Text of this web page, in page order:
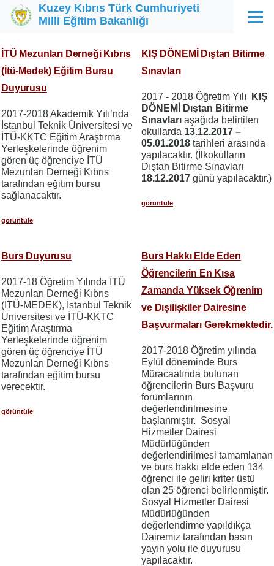
Ana içeriğe atla
Kuzey Kıbrıs Türk Cumhuriyeti
Milli Eğitim Bakanlığı
Menü
İTÜ Mezunları Derneği Kıbrıs
(İtü-Medek) Eğitim Bursu
Duyurusu
2017-2018 Akademik Yılı’nda
İstanbul Teknik Üniversitesi ve
İTÜ-KKTC Eğitim Araştırma
Yerleşkelerinde öğrenim
gören üç öğrenciye İTÜ
Mezunları Derneği Kıbrıs
tarafından eğitim bursu
sağlanacaktır.
görüntüle
KIŞ DÖNEMİ Dıştan Bitirme
Sınavları
2017 - 2018 Öğretim Yılı
KIŞ
DÖNEMİ Dıştan Bitirme
Sınavları aşağıda belirtilen
okullarda 13.12.2017 –
05.01.2018 tarihleri arasında
yapılacaktır. (İlkokulların
Dıştan Bitirme Sınavları
18.12.2017 günü yapılacaktır.)
görüntüle
Burs Duyurusu
2017-18 Öğretim Yılında İTÜ
Mezunları Derneği Kıbrıs
(İTÜ-MEDEK), İstanbul Teknik
Üniversitesi ve İTÜ-KKTC
Eğitim Araştırma
Yerleşkelerinde öğrenim
gören üç öğrenciye İTÜ
Mezunları Derneği Kıbrıs
tarafından eğitim bursu
verecektir.
görüntüle
Burs Hakkı Elde Eden
Öğrencilerin En Kısa
Zamanda Yüksek Öğrenim
ve Dışilişkiler Dairesine
Başvurmaları Gerekmektedir.
2017-2018 Öğretim yılında
Eylül döneminde Burs
Müracaatında bulunan
öğrencilerin Burs Başvuru
forumlarının
değerlendirilmesine
başlanmıştır. Sosyal
Hizmetler Dairesi
Müdürlüğünden
değerlendirilmesi tamamlanan
ve burs hakkı elde eden 134
öğrenci ile geliri kriter üstü
olan 25 öğrenci belirlenmiştir.
Sosyal Hizmetler Dairesi
Müdürlüğünden
değerlendirme yapıldıkça
Dairemiz tarafından basın
yayın yolu ile duyurusu
yapılacaktır.